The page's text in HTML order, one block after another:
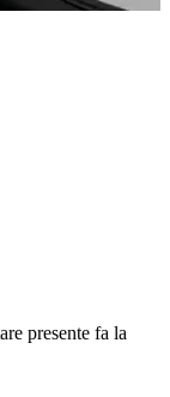
presente fa la